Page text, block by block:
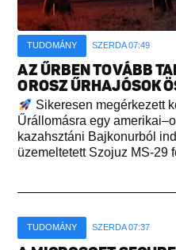
TUDOMÁNY SZERDA 07:49
AZ ŰRBEN TOVÁBB
OROSZ ŰRHAJÓSOK
Sikeresen megérkezett
Űrállomásra egy
kazahsztáni Bajkonurból
üzemeltetett Szojuz MS-29
TUDOMÁNY SZERDA 07:37